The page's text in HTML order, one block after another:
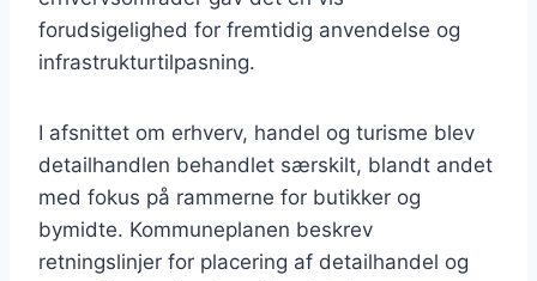
forudsigelighed for fremtidig anvendelse og
infrastrukturtilpasning.
I afsnittet om erhverv, handel og turisme blev
detailhandlen behandlet særskilt, blandt andet
med fokus på rammerne for butikker og
bymidte. Kommuneplanen beskrev
retningslinjer for placering af detailhandel og